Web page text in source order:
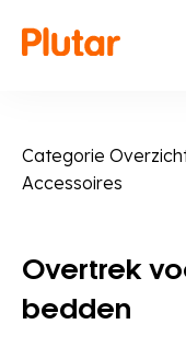
Categorie
Accessoires
Overtrek
bedden